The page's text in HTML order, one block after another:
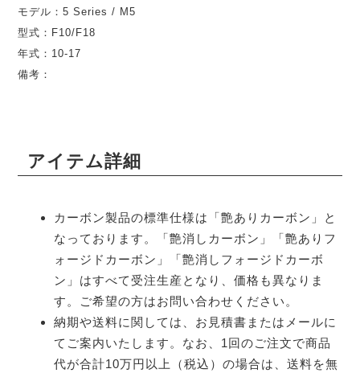
モデル：5 Series / M5
型式：F10/F18
年式：10-17
備考：
アイテム詳細
カーボン製品の標準仕様は「艶ありカーボン」と
なっております。「艶消しカーボン」「艶ありフ
ォージドカーボン」「艶消しフォージドカーボ
ン」はすべて受注生産となり、価格も異なりま
す。ご希望の方はお問い合わせください。
納期や送料に関しては、お見積書またはメールに
てご案内いたします。なお、1回のご注文で商品
代が合計10万円以上（税込）の場合は、送料を無